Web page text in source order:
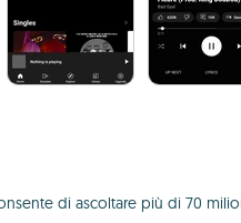
di ascoltare più di 70